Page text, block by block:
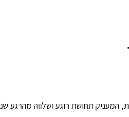
המעניק תחושת רוגע ושלווה מהרגע